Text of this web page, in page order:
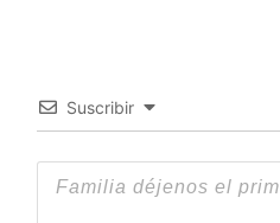
Suscribir